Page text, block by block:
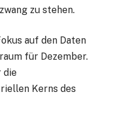
zu stehen.
auf den Daten
für Dezember.
die
Kerns des